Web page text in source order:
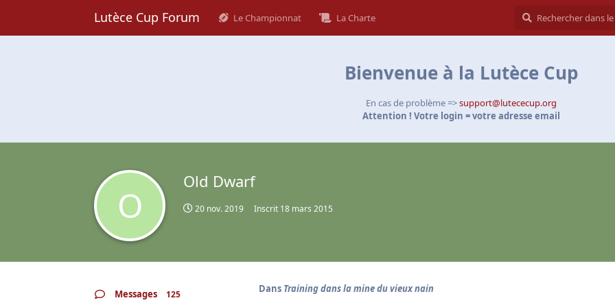
Lutèce Cup Forum Le Championnat La Charte
Bienvenue à la Lutèce Cup
En cas de problème =>support@lutececup.org
Attention ! Votre login = votre adresse email
O
Old Dwarf
20 nov. 2019 Inscrit 18 mars 2015
Messages 125 Dans Training dans la mine du vieux nain